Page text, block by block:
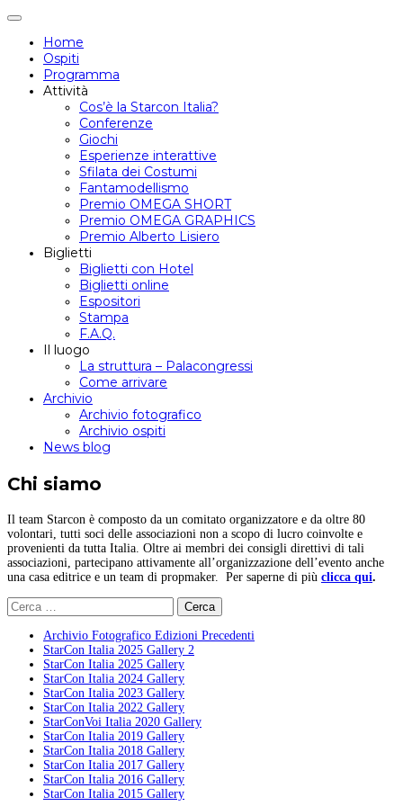
Attiva/disattiva
navigazione
Home
Ospiti
Programma
Attività
Cos’è la Starcon Italia?
Conferenze
Giochi
Esperienze interattive
Sfilata dei Costumi
Fantamodellismo
Premio OMEGA SHORT
Premio OMEGA GRAPHICS
Premio Alberto Lisiero
Biglietti
Biglietti con Hotel
Biglietti online
Espositori
Stampa
F.A.Q.
Il luogo
La struttura – Palacongressi
Come arrivare
Archivio
Archivio fotografico
Archivio ospiti
News blog
Chi siamo
Il team Starcon è composto da un comitato organizzatore e da oltre 80
volontari, tutti soci delle associazioni non a scopo di lucro coinvolte e
provenienti da tutta Italia. Oltre ai membri dei consigli direttivi di tali
associazioni, partecipano attivamente all’organizzazione dell’evento anche
una casa editrice e un team di propmaker. Per saperne di più clicca qui.
Ricerca
per:
Archivio Fotografico Edizioni Precedenti
StarCon Italia 2025 Gallery 2
StarCon Italia 2025 Gallery
StarCon Italia 2024 Gallery
StarCon Italia 2023 Gallery
StarCon Italia 2022 Gallery
StarConVoi Italia 2020 Gallery
StarCon Italia 2019 Gallery
StarCon Italia 2018 Gallery
StarCon Italia 2017 Gallery
StarCon Italia 2016 Gallery
StarCon Italia 2015 Gallery